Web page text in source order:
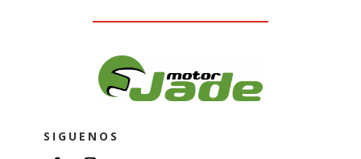
SIGUENOS